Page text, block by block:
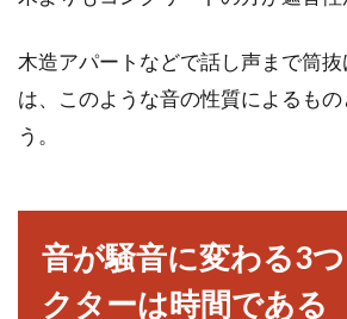
木造アパートなどで話し声まで筒
は、このような音の性質によるもの
う。
音が騒音に変わる3
クターは時間である